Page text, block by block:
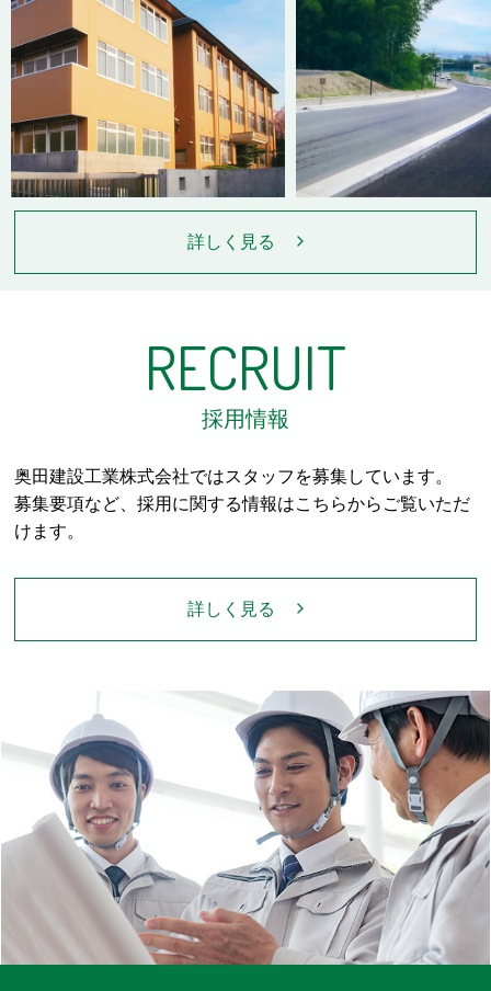
詳しく見る
RECRUIT
採用情報
奥田建設工業株式会社ではスタッフを募集しています。
募集要項など、採用に関する情報はこちらからご覧いただ
けます。
詳しく見る